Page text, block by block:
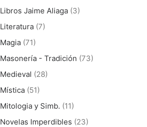
Libros Jaime Aliaga (3)
Literatura (7)
Magia (71)
Masonería - Tradición (73)
Medieval (28)
Mística (51)
Mitologia y Simb. (11)
Novelas Imperdibles (23)